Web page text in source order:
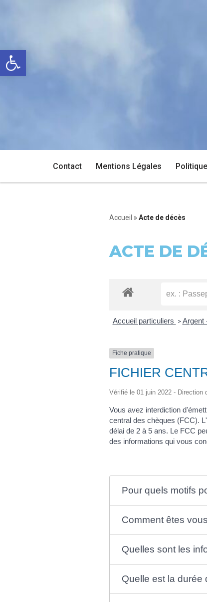
Ouvrir la barre d’outils
contenu
Contact Mentions Légales
Accueil » Acte de décès
ACTE DE
Accueil particuliers > Argent
Fiche pratique
FICHIER
Vérifié le 01 juin 2022 - Direction
Vous avez interdiction
central des chèques (FCC).
délai de 2 à 5 ans. Le FCC
des informations qui vous
Pour quels motifs
Comment êtes
Quelles sont les
Quelle est la durée